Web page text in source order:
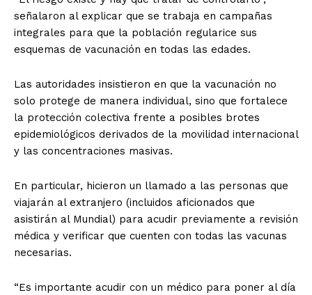
señalaron al explicar que se trabaja en campañas
integrales para que la población regularice sus
esquemas de vacunación en todas las edades.
Las autoridades insistieron en que la vacunación no
solo protege de manera individual, sino que fortalece
la protección colectiva frente a posibles brotes
epidemiológicos derivados de la movilidad internacional
y las concentraciones masivas.
En particular, hicieron un llamado a las personas que
viajarán al extranjero (incluidos aficionados que
asistirán al Mundial) para acudir previamente a revisión
médica y verificar que cuenten con todas las vacunas
necesarias.
“Es importante acudir con un médico para poner al día